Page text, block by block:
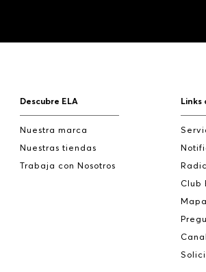
Descubre ELA
Nuestra marca
Nuestras tiendas
Trabaja con Nosotros
Links
Club